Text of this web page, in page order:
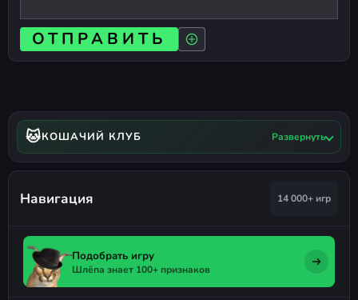
ОТПРАВИТЬ
🐱КОШАЧИЙ КЛУБ Развернуть
Навигация 14 000+ игр
Подобрать игру
Шлёпа знает 100+ признаков